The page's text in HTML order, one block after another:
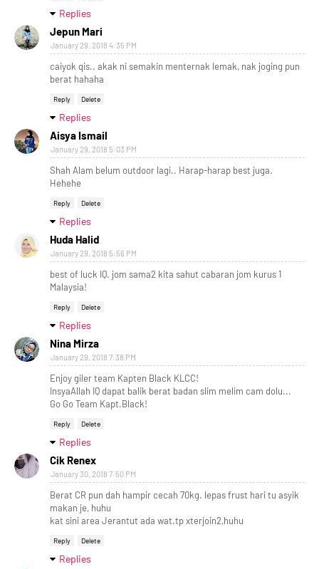
Replies
Jepun Mari
January 29, 2018 4:35 PM
caiyok qis.. akak ni semakin menternak lemak, nak joging pun
berat hahaha
Reply Delete
Replies
Aisya Ismail
January 29, 2018 5:03 PM
Shah Alam belum outdoor lagi.. Harap-harap best juga.
Hehehe
Reply Delete
Replies
Huda Halid
January 29, 2018 5:56 PM
best of luck IQ. jom sama2 kita sahut cabaran jom kurus 1
Malaysia!
Reply Delete
Replies
Nina Mirza
January 29, 2018 7:38 PM
Enjoy giler team Kapten Black KLCC!
InsyaAllah IQ dapat balik berat badan slim melim cam dolu...
Go Go Team Kapt.Black!
Reply Delete
Replies
Cik Renex
January 30, 2018 7:50 PM
Berat CR pun dah hampir cecah 70kg. lepas frust hari tu asyik
makan je, huhu
kat sini area Jerantut ada wat.tp xterjoin2,huhu
Reply Delete
Replies